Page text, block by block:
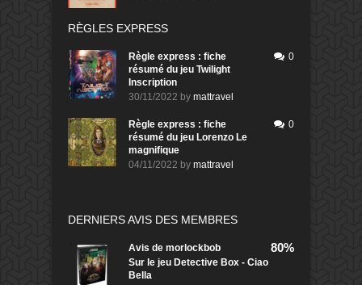
RÈGLES EXPRESS
Règle express : fiche
résumé du jeu Twilight
Inscription
30/11/2022 by mattravel
0
Règle express : fiche
résumé du jeu Lorenzo Le
magnifique
04/11/2022 by mattravel
0
DERNIERS AVIS DES MEMBRES
Avis de morlockbob
Sur le jeu Detective Box - Ciao
Bella
80%